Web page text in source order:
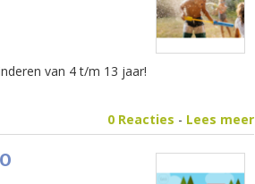
van 4 t/m 13 jaar!
0 Reacties - Lees meer